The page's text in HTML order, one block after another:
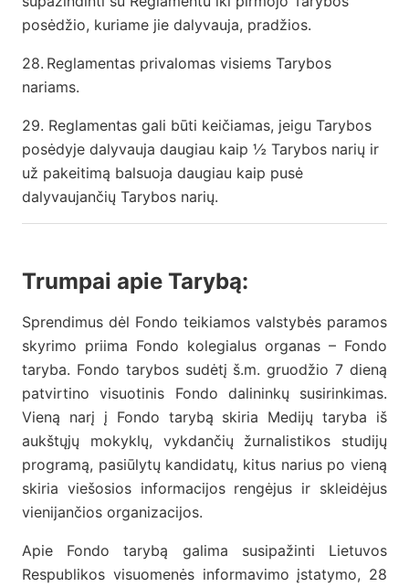
posėdžio, kuriame jie dalyvauja, pradžios.
28. Reglamentas privalomas visiems Tarybos
nariams.
29. Reglamentas gali būti keičiamas, jeigu Tarybos
posėdyje dalyvauja daugiau kaip ½ Tarybos narių ir
už pakeitimą balsuoja daugiau kaip pusė
dalyvaujančių Tarybos narių.
Trumpai apie Tarybą:
Sprendimus dėl Fondo teikiamos valstybės paramos
skyrimo priima Fondo kolegialus organas – Fondo
taryba. Fondo tarybos sudėtį š.m. gruodžio 7 dieną
patvirtino visuotinis Fondo dalininkų susirinkimas.
Vieną narį į Fondo tarybą skiria Medijų taryba iš
aukštųjų mokyklų, vykdančių žurnalistikos studijų
programą, pasiūlytų kandidatų, kitus narius po vieną
skiria viešosios informacijos rengėjus ir skleidėjus
vienijančios organizacijos.
Apie Fondo tarybą galima susipažinti Lietuvos
Respublikos visuomenės informavimo įstatymo, 28